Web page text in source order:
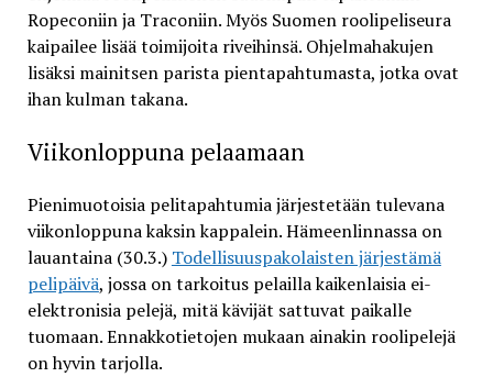
Ropeconiin ja Traconiin. Myös Suomen roolipeliseura
kaipailee lisää toimijoita riveihinsä. Ohjelmahakujen
lisäksi mainitsen parista pientapahtumasta, jotka ovat
ihan kulman takana.
Viikonloppuna pelaamaan
Pienimuotoisia pelitapahtumia järjestetään tulevana
viikonloppuna kaksin kappalein. Hämeenlinnassa on
lauantaina (30.3.) Todellisuuspakolaisten järjestämä
pelipäivä, jossa on tarkoitus pelailla kaikenlaisia ei-
elektronisia pelejä, mitä kävijät sattuvat paikalle
tuomaan. Ennakkotietojen mukaan ainakin roolipelejä
on hyvin tarjolla.